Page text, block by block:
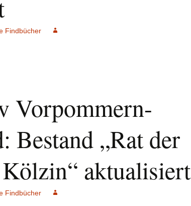
Findbücher
Vorpommern-
Bestand „Rat der
aktualisiert
Findbücher